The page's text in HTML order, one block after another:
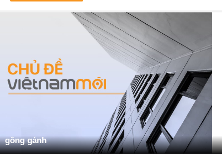
gồng gánh